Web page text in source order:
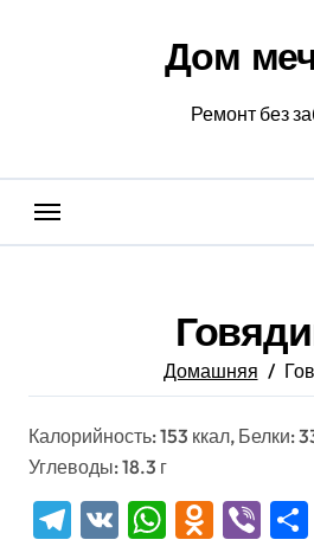
Дом
Ремонт без
Домашняя
Калорийность: 153 ккал, Белки:
Углеводы: 18.3 г
Telegram
VK